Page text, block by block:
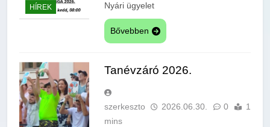
HÍREK
Nyári ügyelet
Bővebben
Tanévzáró 2026.
szerkeszto 2026.06.30. 0
1
mins